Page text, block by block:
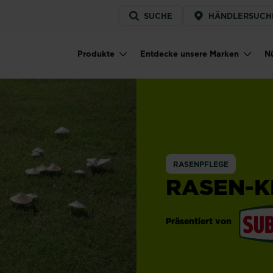
Service
menu
SUCHE
Main navigation
Produkte Entdecke unsere Marken
RASENPFLEGE
RASEN-
Präsentiert von